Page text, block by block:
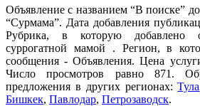
Объявление с названием “В поиске”
“Сурмама”. Дата добавления
Рубрика, в которую добавлено
суррогатной мамой . Регион, в
сообщения - Объявления. Цена
Число просмотров равно 871.
предложения в других регионах:Тула
Бишкек, Павлодар, Петрозаводск.